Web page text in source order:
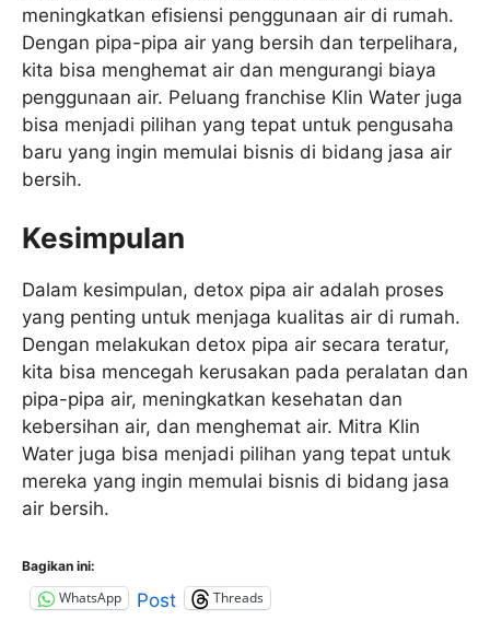
meningkatkan efisiensi penggunaan air di rumah.
Dengan pipa-pipa air yang bersih dan terpelihara,
kita bisa menghemat air dan mengurangi biaya
penggunaan air. Peluang franchise Klin Water juga
bisa menjadi pilihan yang tepat untuk pengusaha
baru yang ingin memulai bisnis di bidang jasa air
bersih.
Kesimpulan
Dalam kesimpulan, detox pipa air adalah proses
yang penting untuk menjaga kualitas air di rumah.
Dengan melakukan detox pipa air secara teratur,
kita bisa mencegah kerusakan pada peralatan dan
pipa-pipa air, meningkatkan kesehatan dan
kebersihan air, dan menghemat air. Mitra Klin
Water juga bisa menjadi pilihan yang tepat untuk
mereka yang ingin memulai bisnis di bidang jasa
air bersih.
Bagikan ini:
WhatsApp Post Threads